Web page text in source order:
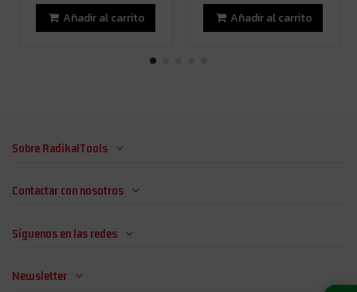
Añadir al carrito Añadir al carrito
Sobre RadikalTools
Contactar con nosotros
Síguenos en las redes
Newsletter